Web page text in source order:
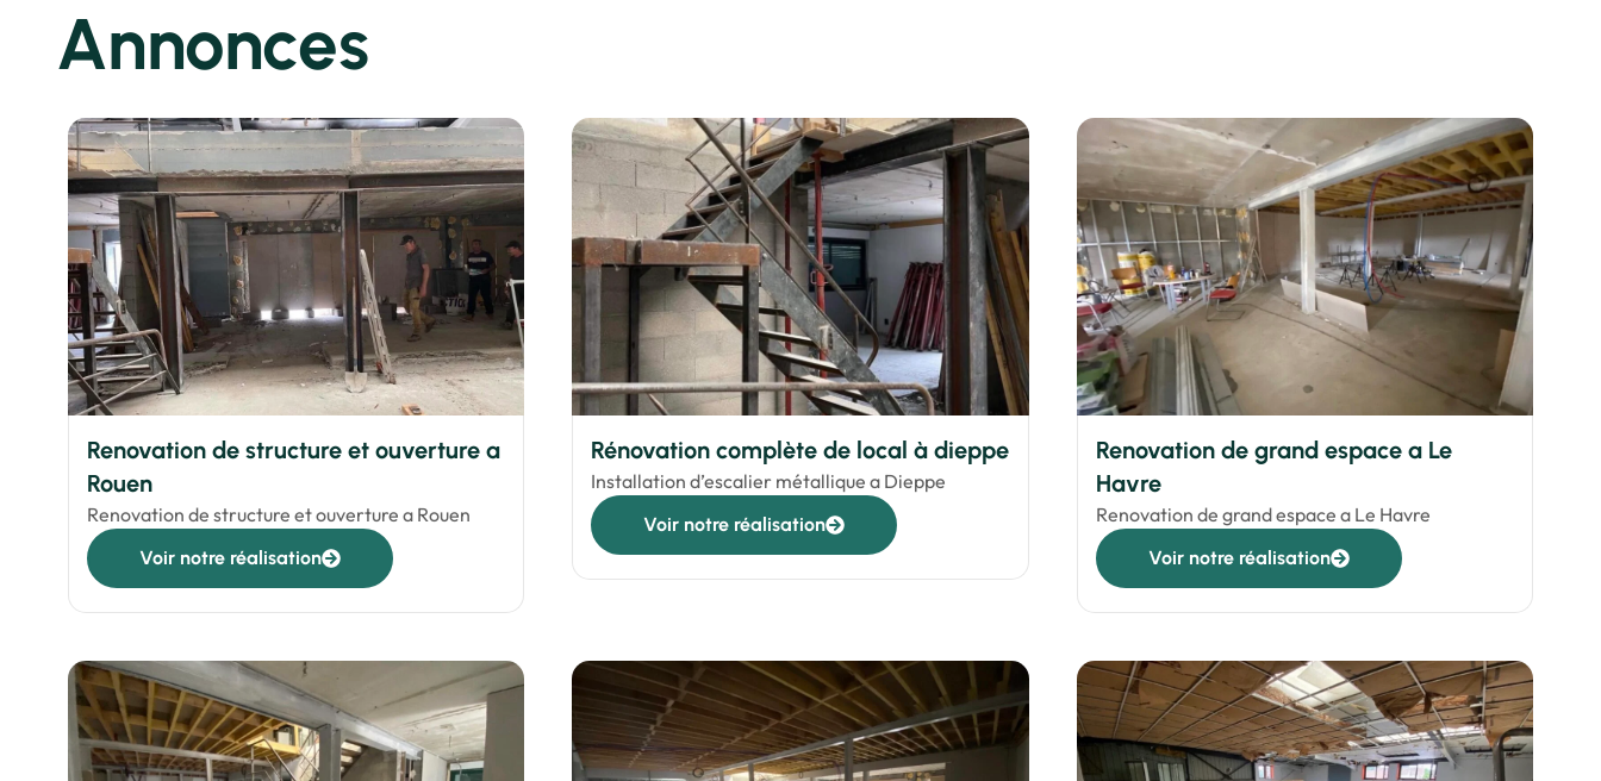
Annonces
Renovation de structure et ouverture a
Rouen
Renovation de structure et ouverture a Rouen
Voir notre réalisation
Rénovation complète de local à dieppe
Installation d’escalier métallique a Dieppe
Voir notre réalisation
Renovation de grand espace a Le
Havre
Renovation de grand espace a Le Havre
Voir notre réalisation